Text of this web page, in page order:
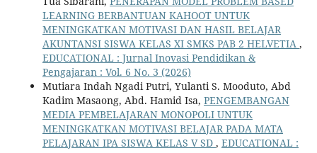
LEARNING BERBANTUAN KAHOOT UNTUK
MENINGKATKAN MOTIVASI DAN HASIL BELAJAR
AKUNTANSI SISWA KELAS XI SMKS PAB 2 HELVETIA ,
EDUCATIONAL : Jurnal Inovasi Pendidikan &
Pengajaran : Vol. 6 No. 3 (2026)
Mutiara Indah Ngadi Putri, Yulanti S. Mooduto, Abd
Kadim Masaong, Abd. Hamid Isa, PENGEMBANGAN
MEDIA PEMBELAJARAN MONOPOLI UNTUK
MENINGKATKAN MOTIVASI BELAJAR PADA MATA
PELAJARAN IPA SISWA KELAS V SD , EDUCATIONAL :